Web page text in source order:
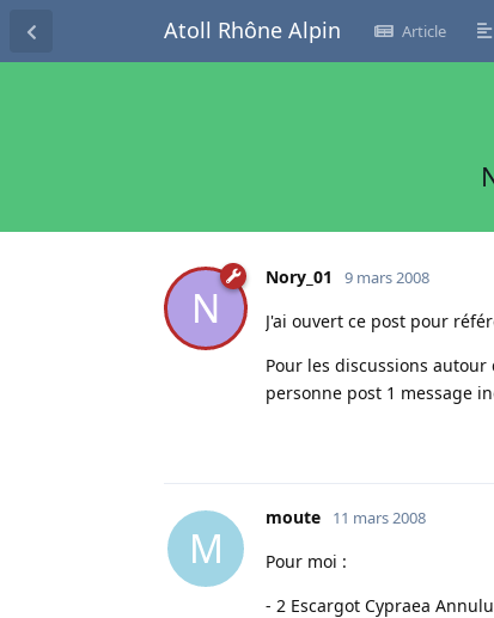
Atoll Rhône Alpin Article
N
Nory_01 9 mars 2008
J'ai ouvert ce post pour
Pour les discussions
personne post 1 message
M
moute 11 mars 2008
Pour moi :
- 2 Escargot Cypraea